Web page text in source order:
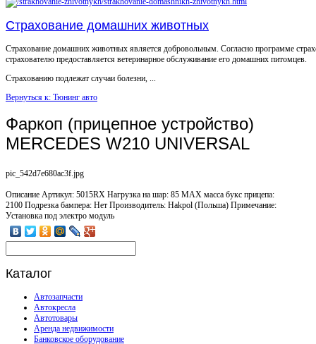
Страхование домашних животных
Страхование домашних животных является добровольным. Согласно программе
страхователю предоставляется ветеринарное обслуживание его домашних питомцев.
Страхованию подлежат случаи болезни, ...
Вернуться к: Тюнинг авто
Фаркоп (прицепное устройство)
MERCEDES W210 UNIVERSAL
pic_542d7e680ac3f.jpg
Описание Артикул: 5015RX Нагрузка на шар: 85 MAX масса букс прицепа:
2100 Подрезка бампера: Нет Производитель: Hakpol (Польша) Примечание:
Установка под электро модуль
Каталог
Автозапчасти
Автокресла
Автотовары
Аренда недвижимости
Банковское оборудование